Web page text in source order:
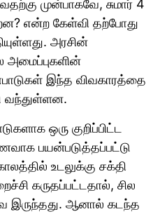
முன்பாகவே, சுமார் 4
என்ற கேள்வி தற்போது
அரசின்
அமைப்புகளின்
இந்த விவகாரத்தை
வந்துள்ளன.
ஒரு குறிப்பிட்ட
பயன்படுத்தப்பட்டு
உடலுக்கு சக்தி
கருதப்பட்டதால், சில
இருந்தது. ஆனால் கடந்த